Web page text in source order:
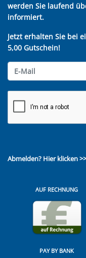
werden Sie laufend
informiert.
Jetzt erhalten Sie bei
5,00 Gutschein!
Abmelden? Hier klicken >>
AUF RECHNUNG
PAY BY BANK